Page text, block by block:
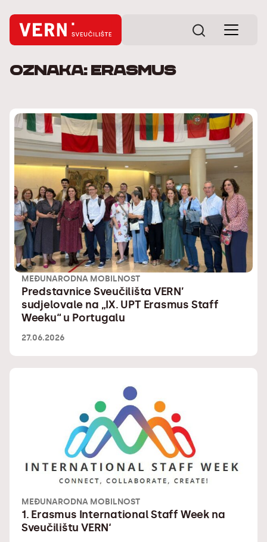
Oznaka: Erasmus
MEĐUNARODNA MOBILNOST
Predstavnice Sveučilišta VERN’
sudjelovale na „IX. UPT Erasmus Staff
Weeku“ u Portugalu
27.06.2026
MEĐUNARODNA MOBILNOST
1. Erasmus International Staff Week na
Sveučilištu VERN‘